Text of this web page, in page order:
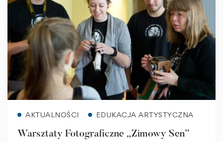
AKTUALNOŚCI EDUKACJA ARTYSTYCZNA
Warsztaty Fotograficzne „Zimowy Sen”